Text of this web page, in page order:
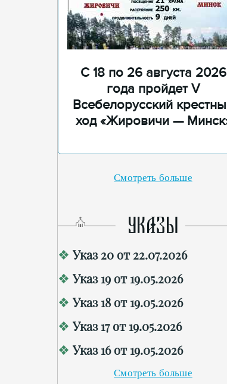
С 18 по 26 августа 2026
года пройдет V
Всебелорусский
ход «Жировичи —
Смотреть больше
УКАЗЫ
Указ 20 от 22.07.2026
Указ 19 от 19.05.2026
Указ 18 от 19.05.2026
Указ 17 от 19.05.2026
Указ 16 от 19.05.2026
Смотреть больше